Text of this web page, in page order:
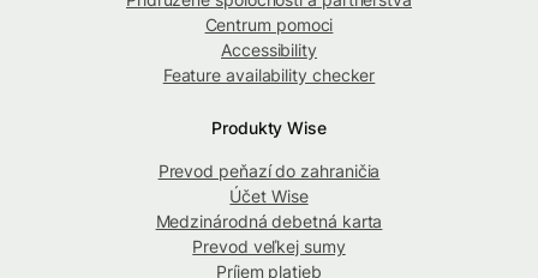
Centrum pomoci
Accessibility
Feature availability checker
Produkty Wise
Prevod peňazí do zahraničia
Účet Wise
Medzinárodná debetná karta
Prevod veľkej sumy
Príjem platieb